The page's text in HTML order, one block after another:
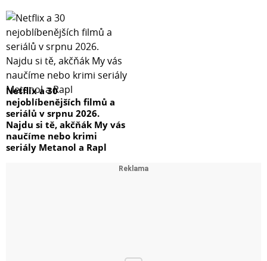
Netflix a 30
nejoblíbenějších filmů a
seriálů v srpnu 2026.
Najdu si tě, akčňák My vás
naučíme nebo krimi
seriály Metanol a Rapl